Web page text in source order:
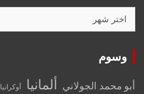
وسوم
أبو محمد الجولاني ألمانيا أوكرانيا